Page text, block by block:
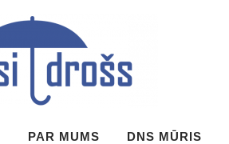
PAR MUMS DNS MŪRIS